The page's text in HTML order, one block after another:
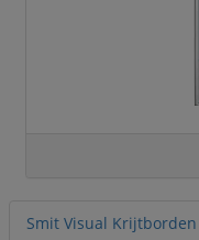
Smit Visual Krijtborden